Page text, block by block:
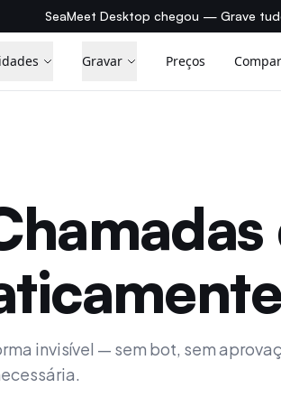
SeaMeet Desktop chegou — Grave
Gravar Preços
invisível — sem bot, sem